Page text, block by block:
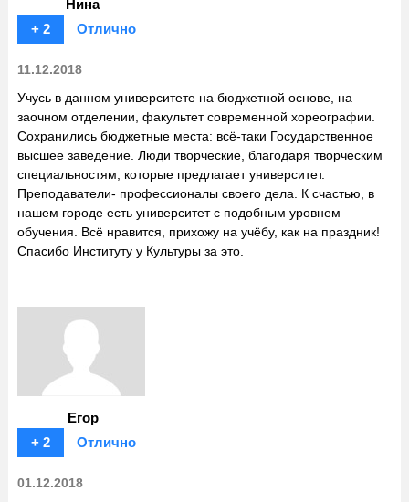
Нина
+ 2
Отлично
11.12.2018
Учусь в данном университете на бюджетной основе, на
заочном отделении, факультет современной хореографии.
Сохранились бюджетные места: всё-таки Государственное
высшее заведение. Люди творческие, благодаря творческим
специальностям, которые предлагает университет.
Преподаватели- профессионалы своего дела. К счастью, в
нашем городе есть университет с подобным уровнем
обучения. Всё нравится, прихожу на учёбу, как на праздник!
Спасибо Институту у Культуры за это.
Егор
+ 2
Отлично
01.12.2018